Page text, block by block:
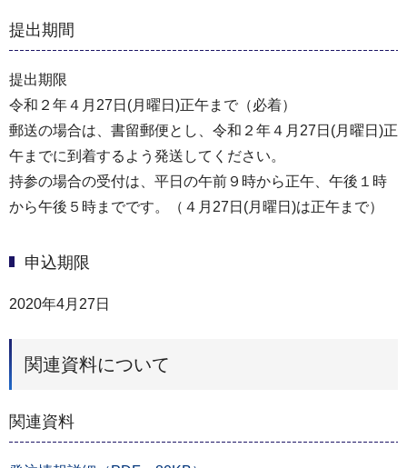
提出期間
提出期限
令和２年４月27日(月曜日)正午まで（必着）
郵送の場合は、書留郵便とし、令和２年４月27日(月曜日)正
午までに到着するよう発送してください。
持参の場合の受付は、平日の午前９時から正午、午後１時
から午後５時までです。（４月27日(月曜日)は正午まで）
申込期限
2020年4月27日
関連資料について
関連資料